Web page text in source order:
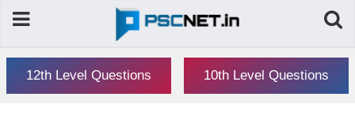
12th Level Questions 10th Level Questions